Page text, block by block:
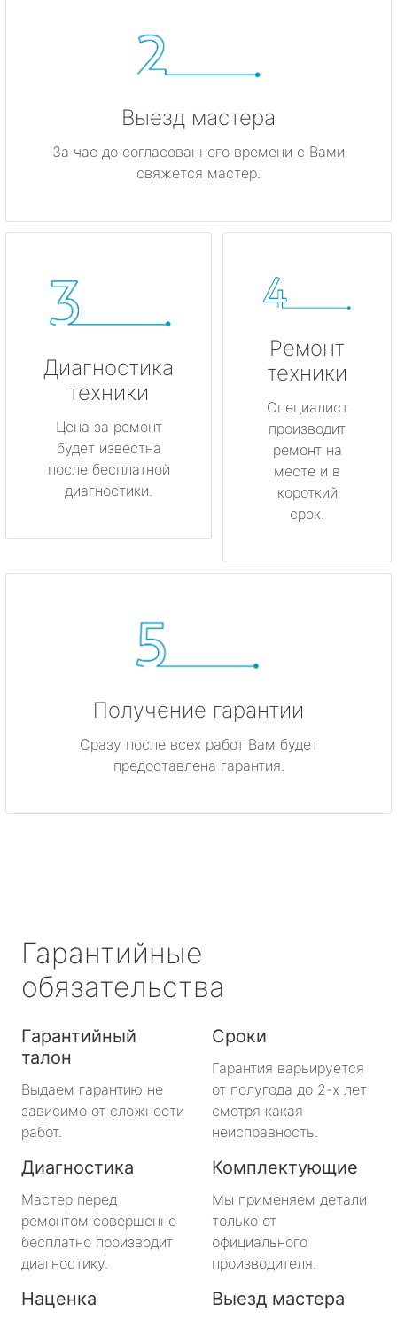
Выезд мастера
За час до согласованного времени с Вами
свяжется мастер.
Диагностика
техники
Цена за ремонт
будет известна
после бесплатной
диагностики.
Ремонт
техники
Специалист
производит
ремонт на
месте и в
короткий
срок.
Получение гарантии
Сразу после всех работ Вам будет
предоставлена гарантия.
Гарантийные
обязательства
Гарантийный
талон
Выдаем гарантию не
зависимо от сложности
работ.
Сроки
Гарантия варьируется
от полугода до 2-х лет
смотря какая
неисправность.
Диагностика
Мастер перед
ремонтом совершенно
бесплатно производит
диагностику.
Комплектующие
Мы применяем детали
только от
официального
производителя.
Наценка Выезд мастера